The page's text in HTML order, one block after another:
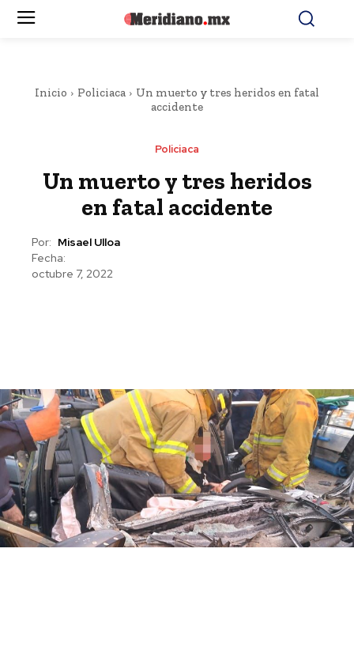
Inicio Policiaca
Un muerto y tres heridos en fatal
accidente
Policiaca
Un muerto y tres heridos
en fatal accidente
Por: Misael Ulloa
Fecha:
octubre 7, 2022